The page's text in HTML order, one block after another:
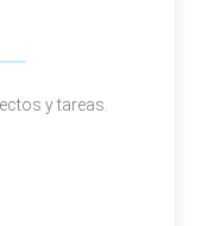
y tareas.